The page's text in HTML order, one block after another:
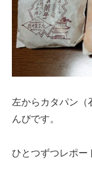
左からカタパン（
んぴです。
ひとつずつレポー